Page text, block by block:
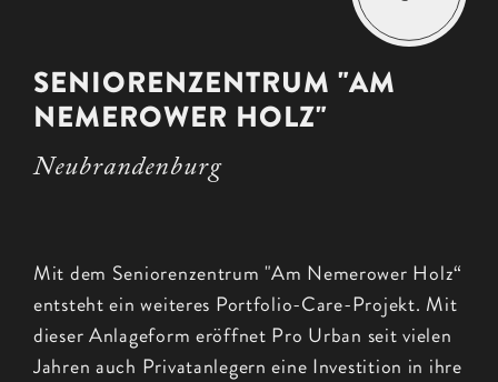
SENIORENZENTRUM "AM
NEMEROWER HOLZ"
Neubrandenburg
Mit dem Seniorenzentrum "Am Nemerower Holz“
entsteht ein weiteres Portfolio-Care-Projekt. Mit
dieser Anlageform eröffnet Pro Urban seit vielen
Jahren auch Privatanlegern eine Investition in ihre